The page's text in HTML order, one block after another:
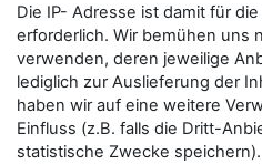
Die IP- Adresse ist damit für
erforderlich. Wir bemühen uns
verwenden, deren jeweilige
lediglich zur Auslieferung der
haben wir auf eine weitere
Einfluss (z.B. falls die Dritt-
statistische Zwecke speichern).